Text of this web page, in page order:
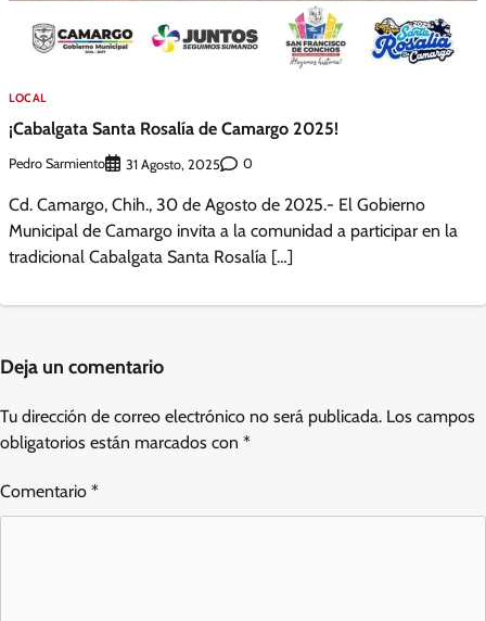
LOCAL
¡Cabalgata Santa Rosalía de Camargo 2025!
Pedro Sarmiento 31 Agosto, 2025 0
Cd. Camargo, Chih., 30 de Agosto de 2025.- El Gobierno
Municipal de Camargo invita a la comunidad a participar en la
tradicional Cabalgata Santa Rosalía […]
Deja un comentario
Tu dirección de correo electrónico no será publicada. Los campos
obligatorios están marcados con *
Comentario *